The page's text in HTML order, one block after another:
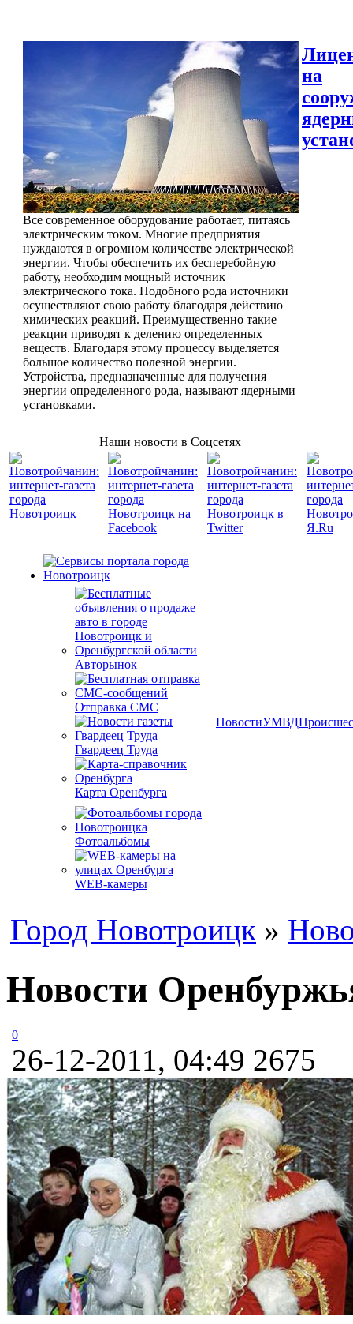
Все современное оборудование работает, питаясь
электрическим током. Многие предприятия
нуждаются в огромном количестве электрической
энергии. Чтобы обеспечить их бесперебойную
работу, необходим мощный источник
электрического тока. Подобного рода источники
осуществляют свою работу благодаря действию
химических реакций. Преимущественно такие
реакции приводят к делению определенных
веществ. Благодаря этому процессу выделяется
большое количество полезной энергии.
Устройства, предназначенные для получения
энергии определенного рода, называют ядерными
установками.
на
Наши новости в Соцсетях
Авторынок
Отправка СМС
Гвардеец Труда
Карта Оренбурга
Фотоальбомы
WEB-камеры
НовостиУМВД
Город Новотроицк »
Новости
0
26-12-2011, 04:49 2675